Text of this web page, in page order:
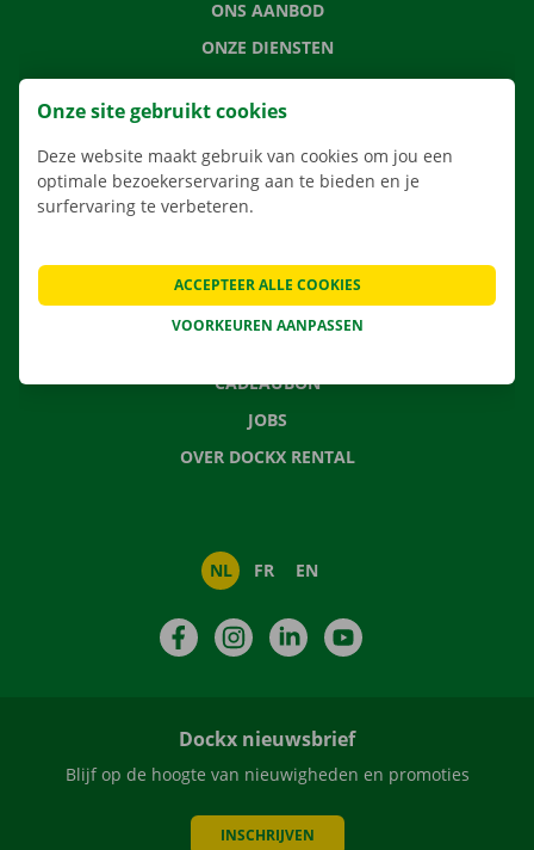
ONS AANBOD
ONZE DIENSTEN
LOCATIES
APP
VERHUISOPLOSSINGEN
CONTACTEER ONS
VEELGESTELDE VRAGEN
CADEAUBON
JOBS
OVER DOCKX RENTAL
NL FR EN
FacebookInstagramLinkedIn
Dockx nieuwsbrief
Blijf op de hoogte van nieuwigheden en promoties
INSCHRIJVEN
Onze site gebruikt cookies
Deze website maakt gebruik van cookies om jou een
optimale bezoekerservaring aan te bieden en je
surfervaring te verbeteren.
VOORKEUREN AANPASSEN
ACCEPTEER ALLE COOKIES